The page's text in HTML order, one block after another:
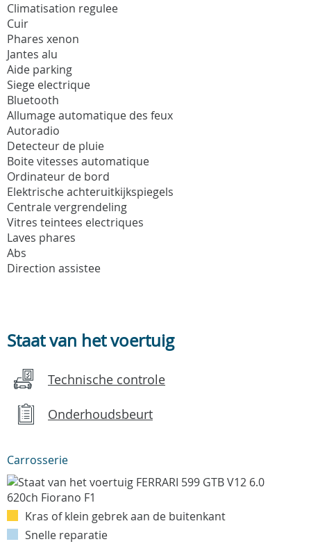
Climatisation regulee
Cuir
Phares xenon
Jantes alu
Aide parking
Siege electrique
Bluetooth
Allumage automatique des feux
Autoradio
Detecteur de pluie
Boite vitesses automatique
Ordinateur de bord
Elektrische achteruitkijkspiegels
Centrale vergrendeling
Vitres teintees electriques
Laves phares
Abs
Direction assistee
Staat van het voertuig
Technische controle
Onderhoudsbeurt
Carrosserie
Kras of klein gebrek aan de buitenkant
Snelle reparatie